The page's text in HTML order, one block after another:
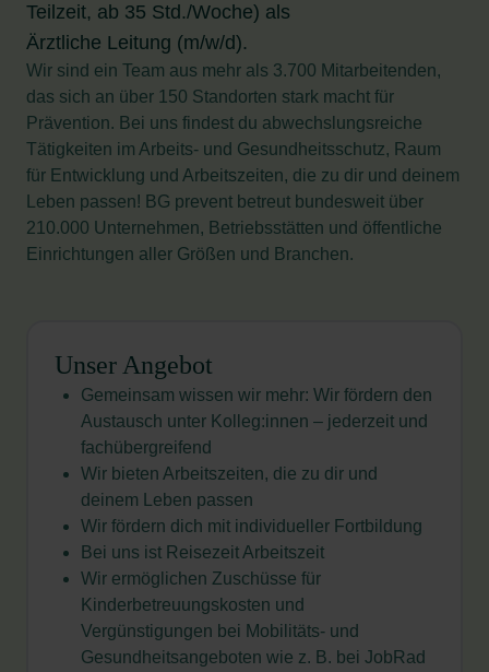
Teilzeit, ab 35 Std./Woche) als
Ärztliche Leitung (m/w/d).
Wir sind ein Team aus mehr als 3.700 Mitarbeitenden,
das sich an über 150 Standorten stark macht für
Prävention. Bei uns findest du abwechslungsreiche
Tätigkeiten im Arbeits- und Gesundheitsschutz, Raum
für Entwicklung und Arbeitszeiten, die zu dir und deinem
Leben passen! BG prevent betreut bundesweit über
210.000 Unternehmen, Betriebsstätten und öffentliche
Einrichtungen aller Größen und Branchen.
Unser Angebot
Gemeinsam wissen wir mehr: Wir fördern den
Austausch unter Kolleg:innen – jederzeit und
fachübergreifend
Wir bieten Arbeitszeiten, die zu dir und
deinem Leben passen
Wir fördern dich mit individueller Fortbildung
Bei uns ist Reisezeit Arbeitszeit
Wir ermöglichen Zuschüsse für
Kinderbetreuungskosten und
Vergünstigungen bei Mobilitäts- und
Gesundheitsangeboten wie z. B. bei JobRad